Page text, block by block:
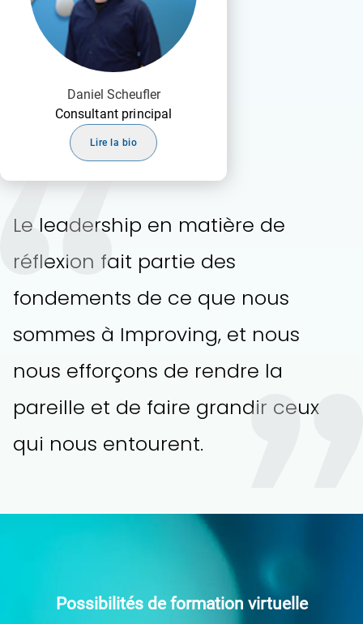
Daniel Scheufler
Consultant principal
Lire la bio
Le leadership en matière de
réflexion fait partie des
fondements de ce que nous
sommes à Improving, et nous
nous efforçons de rendre la
pareille et de faire grandir ceux
qui nous entourent.
Possibilités de formation virtuelle